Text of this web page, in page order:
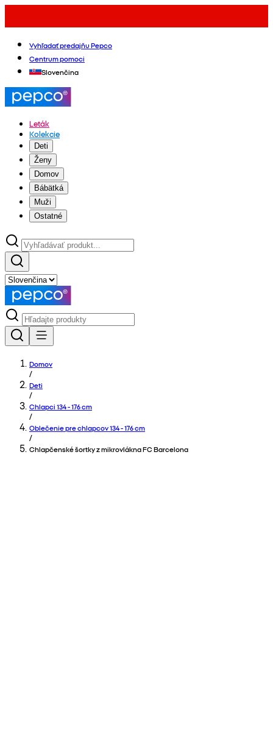
Vyhľadať predajňu Pepco
Centrum pomoci
Slovenčina
Leták
Kolekcie
Deti
Ženy
Domov
Bábätká
Muži
Ostatné
Domov
/
Deti
/
Chlapci 134 - 176 cm
/
Oblečenie pre chlapcov 134 - 176 cm
/
Chlapčenské šortky z mikrovlákna FC Barcelona